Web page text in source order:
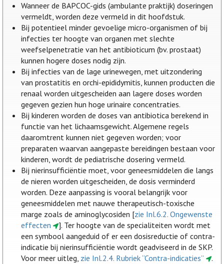
Wanneer de BAPCOC-gids (ambulante praktijk) doseringen
vermeldt, worden deze vermeld in dit hoofdstuk.
Bij potentieel minder gevoelige micro-organismen of bij
infecties ter hoogte van organen met slechte
weefselpenetratie van het antibioticum (bv. prostaat)
kunnen hogere doses nodig zijn.
Bij infecties van de lage urinewegen, met uitzondering
van prostatitis en orchi-epididymitis, kunnen producten die
renaal worden uitgescheiden aan lagere doses worden
gegeven gezien hun hoge urinaire concentraties.
Bij kinderen worden de doses van antibiotica berekend in
functie van het lichaamsgewicht. Algemene regels
daaromtrent kunnen niet gegeven worden; voor
preparaten waarvan aangepaste bereidingen bestaan voor
kinderen, wordt de pediatrische dosering vermeld.
Bij nierinsufficiëntie moet, voor geneesmiddelen die langs
de nieren worden uitgescheiden, de dosis verminderd
worden. Deze aanpassing is vooral belangrijk voor
geneesmiddelen met nauwe therapeutisch-toxische
marge zoals de aminoglycosiden [zie Inl.6.2. Ongewenste
effecten
]. Ter hoogte van de specialiteiten wordt met
een symbool aangeduid of er een dosisreductie of contra-
indicatie bij nierinsufficiëntie wordt geadviseerd in de SKP.
Voor meer uitleg, zie Inl.2.4. Rubriek “Contra-indicaties”
.